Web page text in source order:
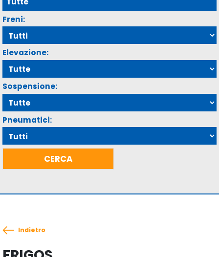
Freni:
Elevazione:
Sospensione:
Pneumatici:
Indietro